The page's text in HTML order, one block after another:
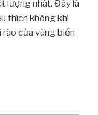
lượng nhất. Đây là
thích không khí
của vùng biển